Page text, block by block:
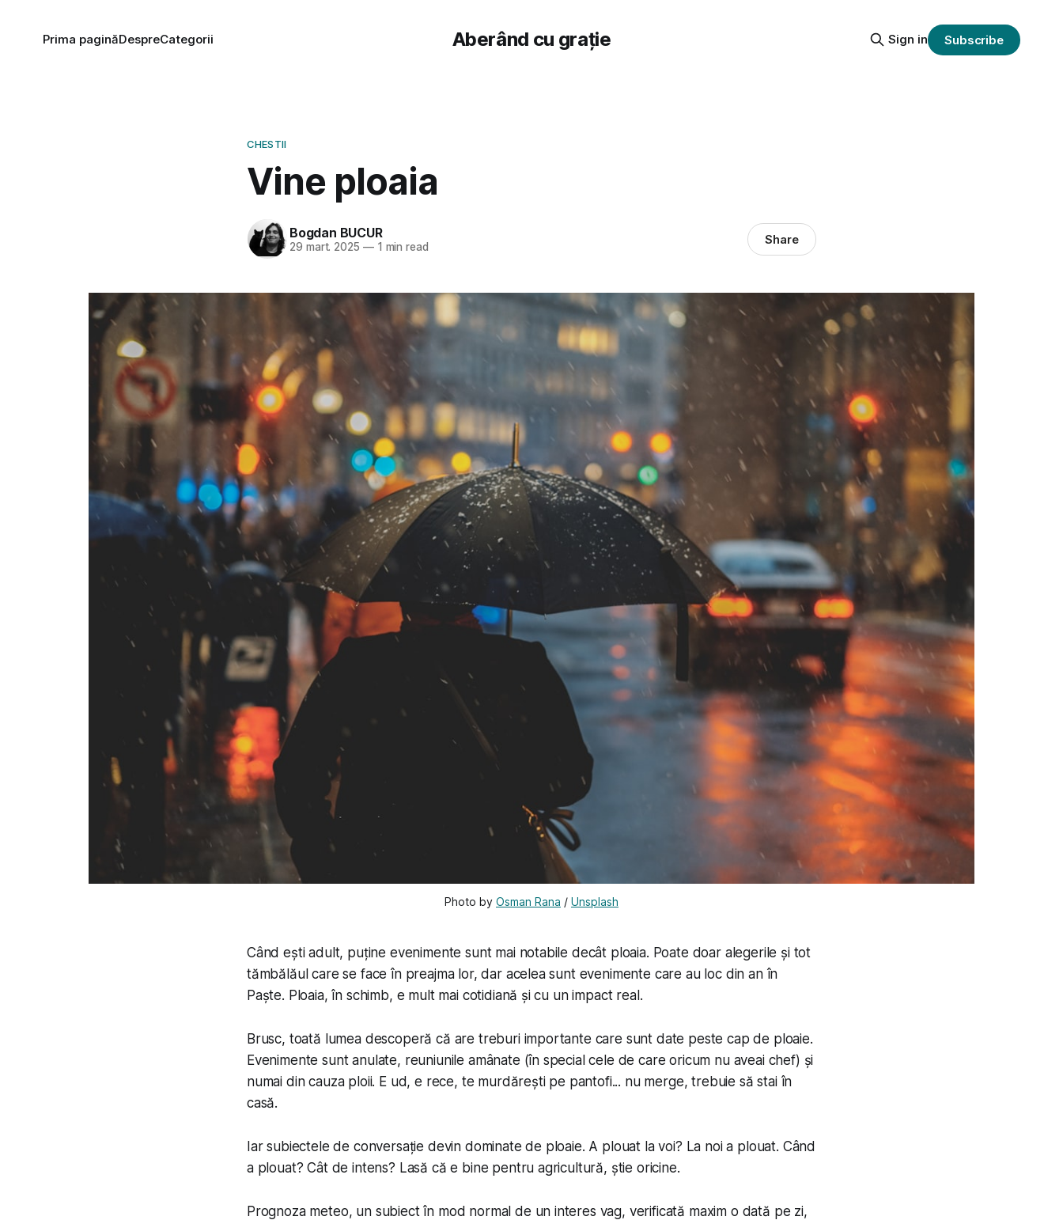
Aberând cu grație
Prima paginăDespreCategorii Sign in Subscribe
CHESTII
Vine ploaia
Bogdan BUCUR
29 mart. 2025 —1 min read Share
Photo by Osman Rana / Unsplash
Când ești adult, puține evenimente sunt mai notabile decât ploaia. Poate doar alegerile și tot
tămbălăul care se face în preajma lor, dar acelea sunt evenimente care au loc din an în
Paște. Ploaia, în schimb, e mult mai cotidiană și cu un impact real.
Brusc, toată lumea descoperă că are treburi importante care sunt date peste cap de ploaie.
Evenimente sunt anulate, reuniunile amânate (în special cele de care oricum nu aveai chef) și
numai din cauza ploii. E ud, e rece, te murdărești pe pantofi... nu merge, trebuie să stai în
casă.
Iar subiectele de conversație devin dominate de ploaie. A plouat la voi? La noi a plouat. Când
a plouat? Cât de intens? Lasă că e bine pentru agricultură, știe oricine.
Prognoza meteo, un subiect în mod normal de un interes vag, verificată maxim o dată pe zi,